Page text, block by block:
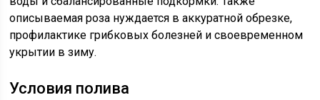
описываемая роза нуждается в аккуратной обрезке,
профилактике грибковых болезней и своевременном
укрытии в зиму.
Условия полива